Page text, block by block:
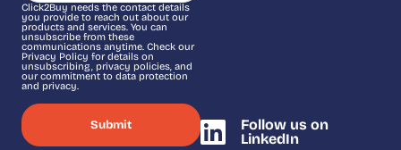
Click2Buy needs the contact details
you provide to reach out about our
products and services. You can
unsubscribe from these
communications anytime. Check our
Privacy Policy for details on
unsubscribing, privacy policies, and
our commitment to data protection
and privacy.
Follow us on
LinkedIn